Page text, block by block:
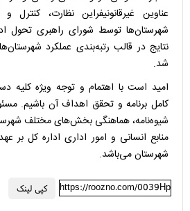
عناوین غیرقانونیفراین نظارت، کنترل
شهرستان‌ها توسط شورای راهبری تحول
نتایج در قالب رتبه‌بندی عملکرد
شد.
امید است با اهتمام و توجه ویژه کلیه
کامل برنامه و تحقق اهداف آن باشیم.
شیوه‌نامه، هماهنگی بخش‌های مختلف
منابع انسانی و امور اداری اداره کل بر
شهرستان می‌باشد.
کپی لینک https://roozno.com/0039Hp